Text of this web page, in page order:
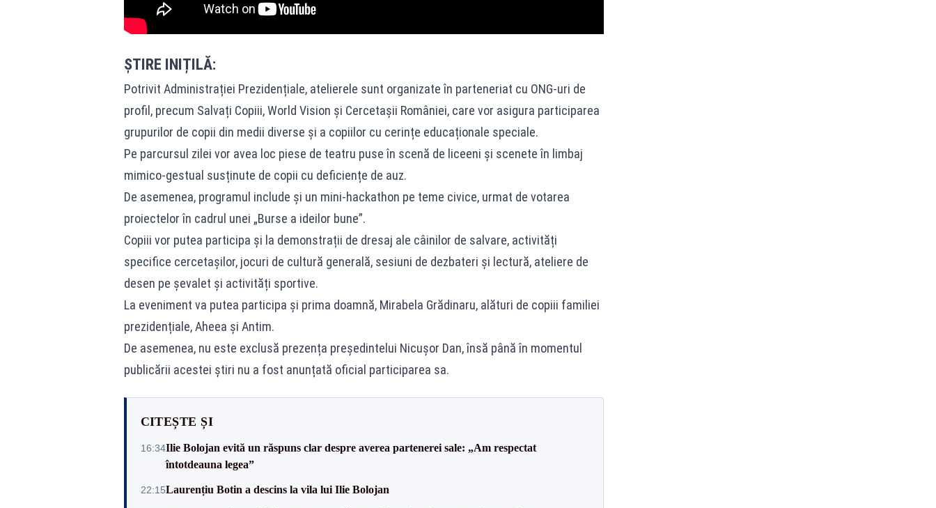
ȘTIRE INIȚILĂ:
Potrivit Administrației Prezidențiale, atelierele sunt organizate în parteneriat cu ONG-uri de
profil, precum Salvați Copiii, World Vision și Cercetașii României, care vor asigura participarea
grupurilor de copii din medii diverse și a copiilor cu cerințe educaționale speciale.
Pe parcursul zilei vor avea loc piese de teatru puse în scenă de liceeni și scenete în limbaj
mimico-gestual susținute de copii cu deficiențe de auz.
De asemenea, programul include și un mini-hackathon pe teme civice, urmat de votarea
proiectelor în cadrul unei „Burse a ideilor bune”.
Copiii vor putea participa și la demonstrații de dresaj ale câinilor de salvare, activități
specifice cercetașilor, jocuri de cultură generală, sesiuni de dezbateri și lectură, ateliere de
desen pe șevalet și activități sportive.
La eveniment va putea participa și prima doamnă, Mirabela Grădinaru, alături de copiii familiei
prezidențiale, Aheea și Antim.
De asemenea, nu este exclusă prezența președintelui Nicușor Dan, însă până în momentul
publicării acestei știri nu a fost anunțată oficial participarea sa.
CITEȘTE ȘI
16:34Ilie Bolojan evită un răspuns clar despre averea partenerei sale: „Am respectat
întotdeauna legea”
22:15Laurențiu Botin a descins la vila lui Ilie Bolojan